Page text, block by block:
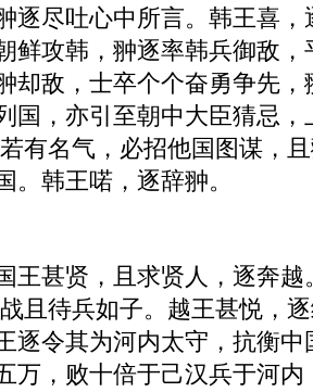
逐尽吐心中所言。韩王喜
鲜攻韩，翀逐率韩兵御敌
却敌，士卒个个奋勇争先
国，亦引至朝中大臣猜忌
有名气，必招他国图谋，
。韩王喏，逐辞翀。
甚贤，且求贤人，逐奔越
且待兵如子。越王甚悦，
逐令其为河内太守，抗衡
万，败十倍于己汉兵于河